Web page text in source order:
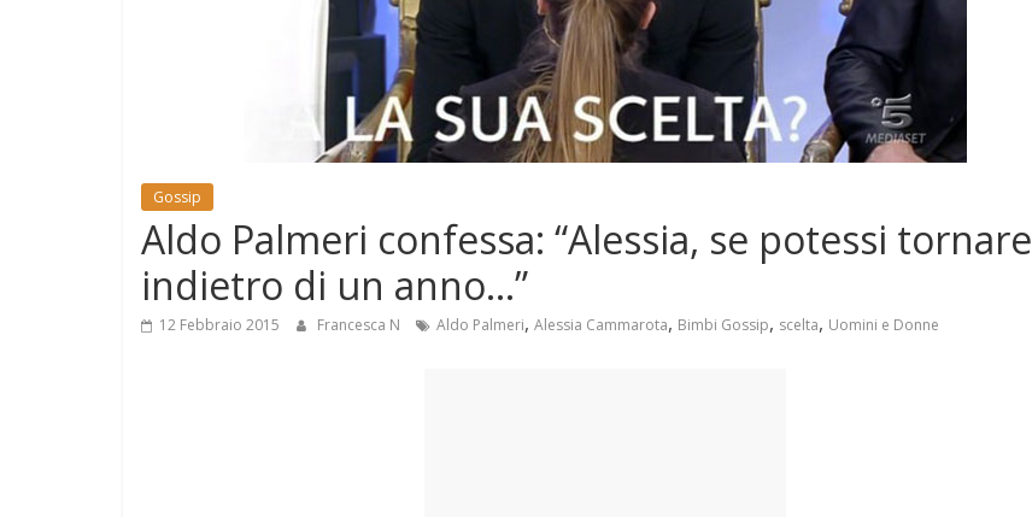
Gossip
Aldo Palmeri confessa: “Alessia, se potessi tornare
indietro di un anno…”
12 Febbraio 2015 Francesca N Aldo Palmeri, Alessia Cammarota, Bimbi Gossip, scelta, Uomini e Donne